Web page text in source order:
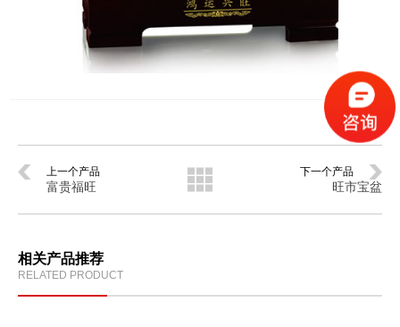
上一个产品
富贵福旺
下一个产品
旺市宝盆
相关产品推荐
RELATED PRODUCT